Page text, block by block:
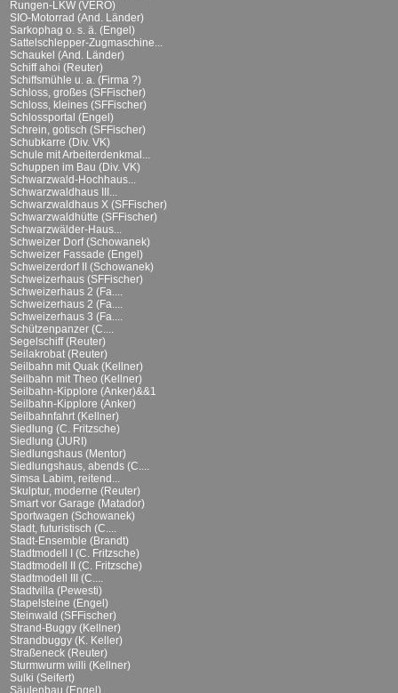
Rungen-LKW (VERO)
SIO-Motorrad (And. Länder)
Sarkophag o. s. ä. (Engel)
Sattelschlepper-Zugmaschine...
Schaukel (And. Länder)
Schiff ahoi (Reuter)
Schiffsmühle u. a. (Firma ?)
Schloss, großes (SFFischer)
Schloss, kleines (SFFischer)
Schlossportal (Engel)
Schrein, gotisch (SFFischer)
Schubkarre (Div. VK)
Schule mit Arbeiterdenkmal...
Schuppen im Bau (Div. VK)
Schwarzwald-Hochhaus...
Schwarzwaldhaus III...
Schwarzwaldhaus X (SFFischer)
Schwarzwaldhütte (SFFischer)
Schwarzwälder-Haus...
Schweizer Dorf (Schowanek)
Schweizer Fassade (Engel)
Schweizerdorf II (Schowanek)
Schweizerhaus (SFFischer)
Schweizerhaus 2 (Fa....
Schweizerhaus 2 (Fa....
Schweizerhaus 3 (Fa....
Schützenpanzer (C....
Segelschiff (Reuter)
Seilakrobat (Reuter)
Seilbahn mit Quak (Kellner)
Seilbahn mit Theo (Kellner)
Seilbahn-Kipplore (Anker)&&1
Seilbahn-Kipplore (Anker)
Seilbahnfahrt (Kellner)
Siedlung (C. Fritzsche)
Siedlung (JURI)
Siedlungshaus (Mentor)
Siedlungshaus, abends (C....
Simsa Labim, reitend...
Skulptur, moderne (Reuter)
Smart vor Garage (Matador)
Sportwagen (Schowanek)
Stadt, futuristisch (C....
Stadt-Ensemble (Brandt)
Stadtmodell I (C. Fritzsche)
Stadtmodell II (C. Fritzsche)
Stadtmodell III (C....
Stadtvilla (Pewesti)
Stapelsteine (Engel)
Steinwald (SFFischer)
Strand-Buggy (Kellner)
Strandbuggy (K. Keller)
Straßeneck (Reuter)
Sturmwurm willi (Kellner)
Sulki (Seifert)
Säulenbau (Engel)